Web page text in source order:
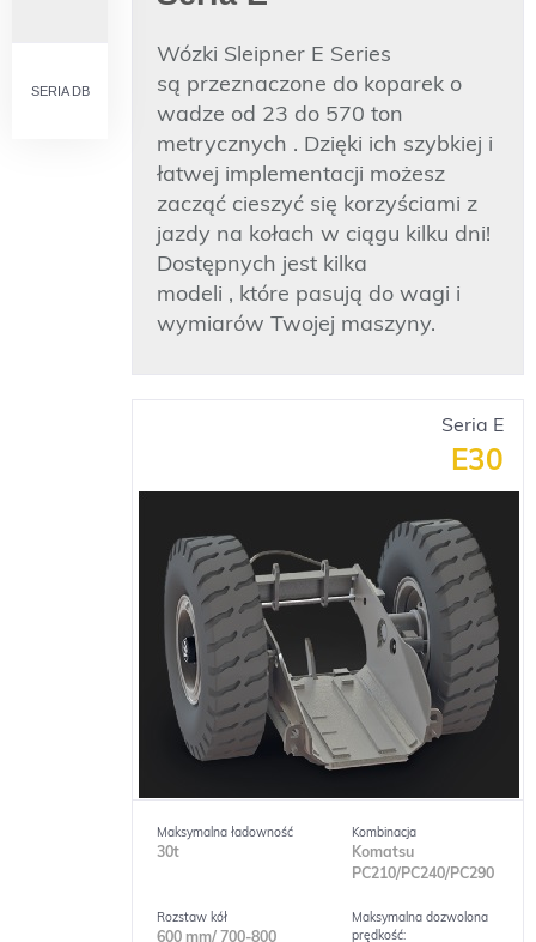
Wózki Sleipner E Series
są przeznaczone do koparek o
wadze od 23 do 570 ton
metrycznych . Dzięki ich szybkiej i
łatwej implementacji możesz
zacząć cieszyć się korzyściami z
jazdy na kołach w ciągu kilku dni!
Dostępnych jest kilka
modeli , które pasują do wagi i
wymiarów Twojej maszyny.
Seria E
E30
Maksymalna ładowność
30t
Kombinacja
Komatsu
PC210/PC240/PC290
Rozstaw kół
600 mm/ 700-800
Maksymalna dozwolona
prędkość:
SERIA DB